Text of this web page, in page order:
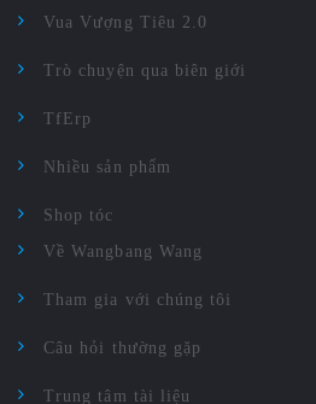
Vua Vượng Tiêu 2.0
Trò chuyện qua biên giới
TfErp
Nhiều sản phẩm
Shop tóc
Về Wangbang Wang
Tham gia với chúng tôi
Câu hỏi thường gặp
Trung tâm tài liệu